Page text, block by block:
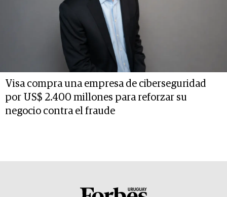
Visa compra una empresa de ciberseguridad
por US$ 2.400 millones para reforzar su
negocio contra el fraude